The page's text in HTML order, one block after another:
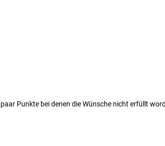
Punkte bei denen die Wünsche nicht erfüllt